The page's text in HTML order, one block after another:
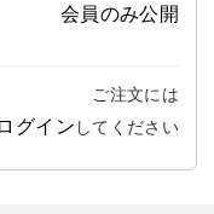
会員のみ公開
ご注文には
ログイン してください